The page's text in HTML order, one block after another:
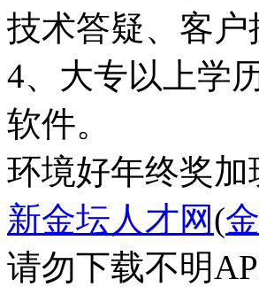
技术答疑、客户
4、大专以上学
软件。
环境好年终奖加
新金坛人才网(
请勿下载不明